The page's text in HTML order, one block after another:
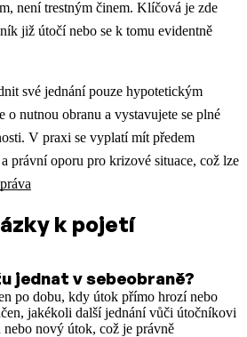
není trestným činem. Klíčová je zde
již útočí nebo se k tomu evidentně
své jednání pouze hypotetickým
o nutnou obranu a vystavujete se plné
V praxi se vyplatí mít předem
právní oporu pro krizové situace, což lze
k pojetí
jednat v sebeobraně?
po dobu, kdy útok přímo hrozí nebo
jakékoli další jednání vůči útočníkovi
nový útok, což je právně